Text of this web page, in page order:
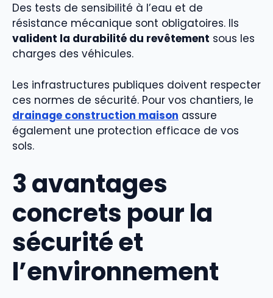
Des tests de sensibilité à l’eau et de
résistance mécanique sont obligatoires. Ils
valident la durabilité du revêtement sous les
charges des véhicules.
Les infrastructures publiques doivent respecter
ces normes de sécurité. Pour vos chantiers, le
drainage construction maison assure
également une protection efficace de vos
sols.
3 avantages
concrets pour la
sécurité et
l’environnement